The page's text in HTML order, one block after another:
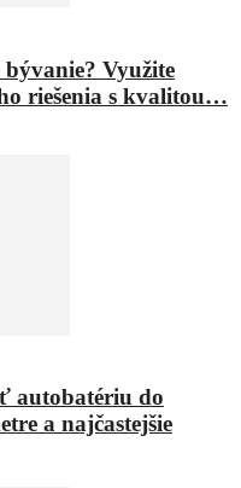
Využite
riešenia s kvalitou…
autobatériu do
a najčastejšie